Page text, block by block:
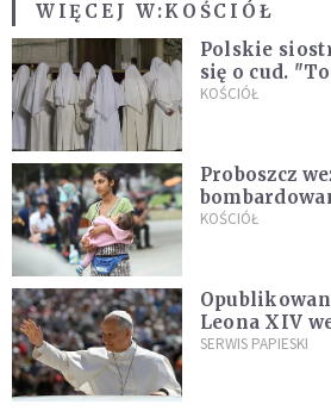
WIĘCEJ W:KOŚCIÓŁ
Polskie
się o cud.
Pana Boga
KOŚCIÓŁ
Proboszcz
"Masowy
KOŚCIÓŁ
Leona XIV
SERWIS PAPIESKI